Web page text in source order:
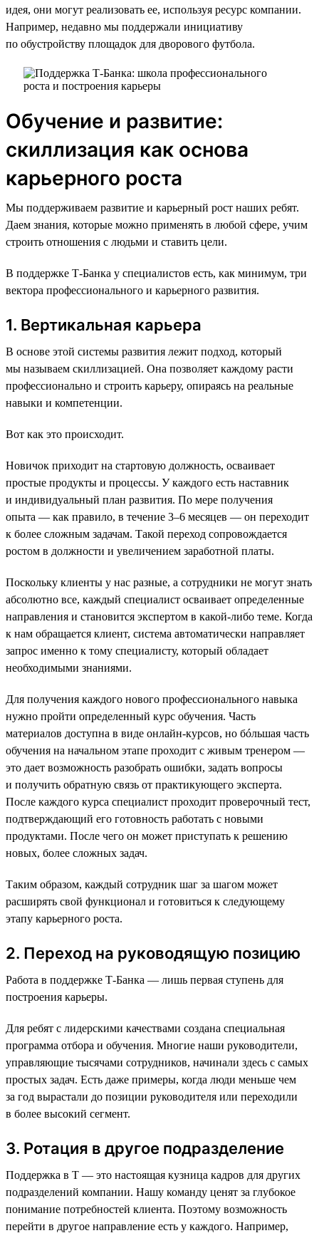
идея, они могут реализовать ее, используя ресурс компании.
Например, недавно мы поддержали инициативу
по обустройству площадок для дворового футбола.
Обучение и развитие:
скиллизация как основа
карьерного роста
Мы поддерживаем развитие и карьерный рост наших ребят.
Даем знания, которые можно применять в любой сфере, учим
строить отношения с людьми и ставить цели.
В поддержке Т-Банка у специалистов есть, как минимум, три
вектора профессионального и карьерного развития.
1. Вертикальная карьера
В основе этой системы развития лежит подход, который
мы называем скиллизацией. Она позволяет каждому расти
профессионально и строить карьеру, опираясь на реальные
навыки и компетенции.
Вот как это происходит.
Новичок приходит на стартовую должность, осваивает
простые продукты и процессы. У каждого есть наставник
и индивидуальный план развития. По мере получения
опыта — как правило, в течение 3–6 месяцев — он переходит
к более сложным задачам. Такой переход сопровождается
ростом в должности и увеличением заработной платы.
Поскольку клиенты у нас разные, а сотрудники не могут знать
абсолютно все, каждый специалист осваивает определенные
направления и становится экспертом в какой-либо теме. Когда
к нам обращается клиент, система автоматически направляет
запрос именно к тому специалисту, который обладает
необходимыми знаниями.
Для получения каждого нового профессионального навыка
нужно пройти определенный курс обучения. Часть
материалов доступна в виде онлайн-курсов, но бóльшая часть
обучения на начальном этапе проходит с живым тренером —
это дает возможность разобрать ошибки, задать вопросы
и получить обратную связь от практикующего эксперта.
После каждого курса специалист проходит проверочный тест,
подтверждающий его готовность работать с новыми
продуктами. После чего он может приступать к решению
новых, более сложных задач.
Таким образом, каждый сотрудник шаг за шагом может
расширять свой функционал и готовиться к следующему
этапу карьерного роста.
2. Переход на руководящую позицию
Работа в поддержке Т-Банка — лишь первая ступень для
построения карьеры.
Для ребят с лидерскими качествами создана специальная
программа отбора и обучения. Многие наши руководители,
управляющие тысячами сотрудников, начинали здесь с самых
простых задач. Есть даже примеры, когда люди меньше чем
за год вырастали до позиции руководителя или переходили
в более высокий сегмент.
3. Ротация в другое подразделение
Поддержка в Т — это настоящая кузница кадров для других
подразделений компании. Нашу команду ценят за глубокое
понимание потребностей клиента. Поэтому возможность
перейти в другое направление есть у каждого. Например,